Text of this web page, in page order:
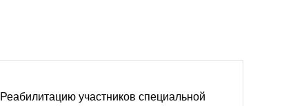
Реабилитацию участников специальной